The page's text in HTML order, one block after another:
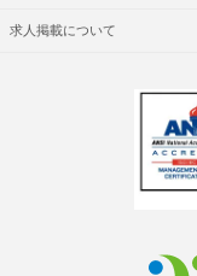
求人掲載について